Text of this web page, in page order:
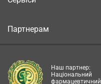
Партнерам
Наш партнер:
Національний
фармацевтичний